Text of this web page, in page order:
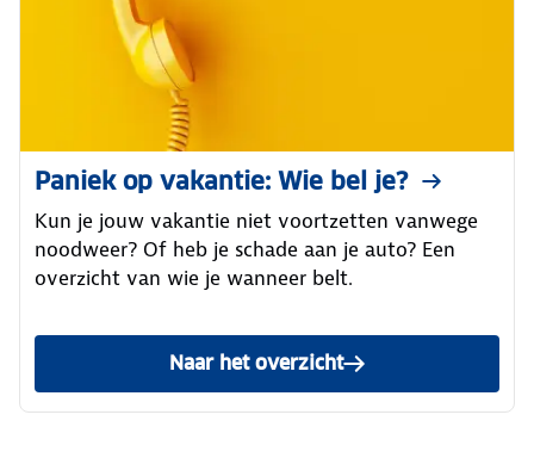
Paniek op vakantie: Wie bel je?
Kun je jouw vakantie niet voortzetten vanwege
noodweer? Of heb je schade aan je auto? Een
overzicht van wie je wanneer belt.
Naar het overzicht